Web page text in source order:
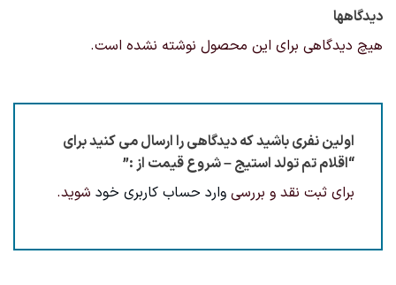
دیدگاهها
هیچ دیدگاهی برای این محصول نوشته نشده است.
اولین نفری باشید که دیدگاهی را ارسال می کنید برای
“اقلام تم تولد استیج – شروع قیمت از :”
برای ثبت نقد و بررسی وارد حساب کاربری خود شوید.